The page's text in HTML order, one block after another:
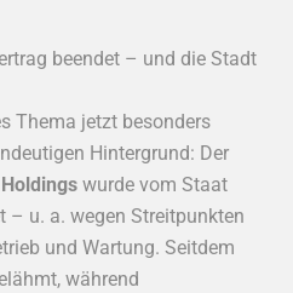
beendet – und die Stadt
Thema jetzt besonders
Hintergrund: Der
wurde vom Staat
– u. a. wegen Streitpunkten
und Wartung. Seitdem
während